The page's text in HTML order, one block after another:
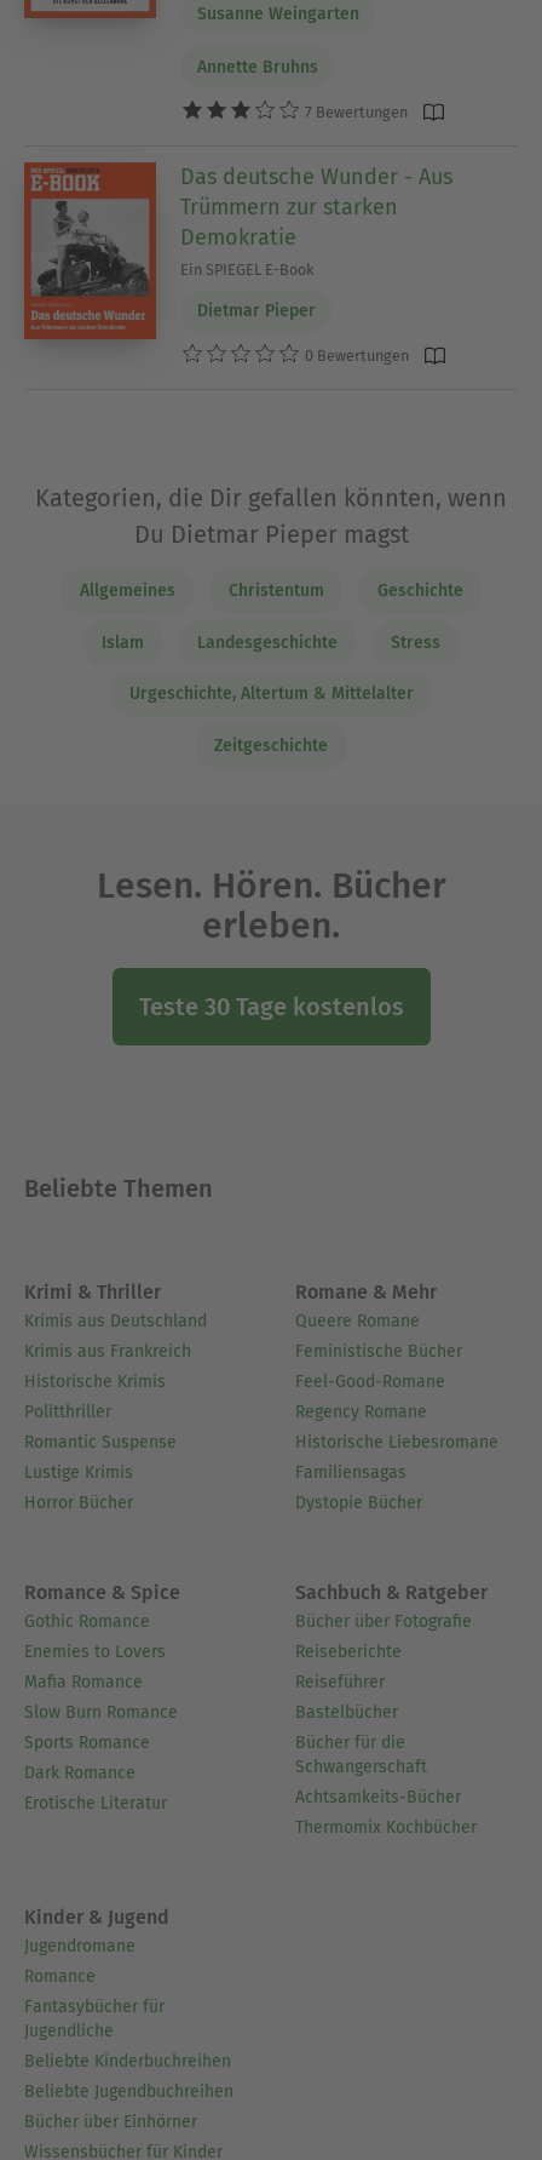
Susanne Weingarten
Annette Bruhns
7 Bewertungen
Das deutsche Wunder - Aus
Trümmern zur starken
Demokratie
Ein SPIEGEL E-Book
Dietmar Pieper
0 Bewertungen
Kategorien, die Dir gefallen könnten, wenn
Du Dietmar Pieper magst
Allgemeines Christentum Geschichte
Islam Landesgeschichte Stress
Urgeschichte, Altertum & Mittelalter
Zeitgeschichte
Lesen. Hören. Bücher
erleben.
Teste 30 Tage kostenlos
Beliebte Themen
Krimi & Thriller
Krimis aus Deutschland
Krimis aus Frankreich
Historische Krimis
Politthriller
Romantic Suspense
Lustige Krimis
Horror Bücher
Romane & Mehr
Queere Romane
Feministische Bücher
Feel-Good-Romane
Regency Romane
Historische Liebesromane
Familiensagas
Dystopie Bücher
Romance & Spice
Gothic Romance
Enemies to Lovers
Mafia Romance
Slow Burn Romance
Sports Romance
Dark Romance
Erotische Literatur
Sachbuch & Ratgeber
Bücher über Fotografie
Reiseberichte
Reiseführer
Bastelbücher
Bücher für die
Schwangerschaft
Achtsamkeits-Bücher
Thermomix Kochbücher
Kinder & Jugend
Jugendromane
Romance
Fantasybücher für
Jugendliche
Beliebte Kinderbuchreihen
Beliebte Jugendbuchreihen
Bücher über Einhörner
Wissensbücher für Kinder